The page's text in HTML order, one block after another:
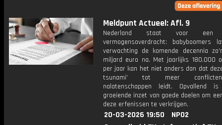
Meldpunt Actueel: Afl. 9
Nederland staat voor een
vermogensoverdracht: babyboomers
verwachting de komende decennia
miljard euro na. Met jaarlijks 180.000
per jaar kan het niet anders dan dat
tsunami' tot meer
nalatenschappen leidt. Opvallend
groeiende inzet van goede doelen om
deze erfenissen te verkrijgen.
20-03-2026 19:50
NPO2